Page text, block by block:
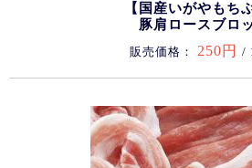
【国産いがやもち
豚肩ロースブロ
販売価格： 250円 /